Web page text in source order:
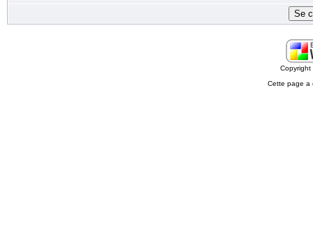
Cette page a